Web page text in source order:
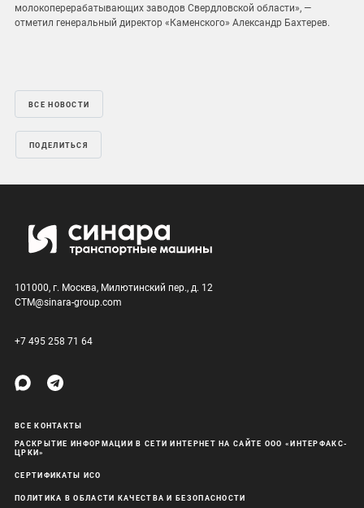
молокоперерабатывающих заводов Свердловской области», —
отметил генеральный директор «Каменского» Александр Бахтерев.
ВСЕ НОВОСТИ
ПОДЕЛИТЬСЯ
101000, г. Москва, Милютинский пер., д. 12
CTM@sinara-group.com
+7 495 258 71 64
ВСЕ КОНТАКТЫ
РАСКРЫТИЕ ИНФОРМАЦИИ В СЕТИ ИНТЕРНЕТ НА САЙТЕ ООО «ИНТЕРФАКС-
ЦРКИ»
СЕРТИФИКАТЫ ИСО
ПОЛИТИКА В ОБЛАСТИ КАЧЕСТВА И БЕЗОПАСНОСТИ